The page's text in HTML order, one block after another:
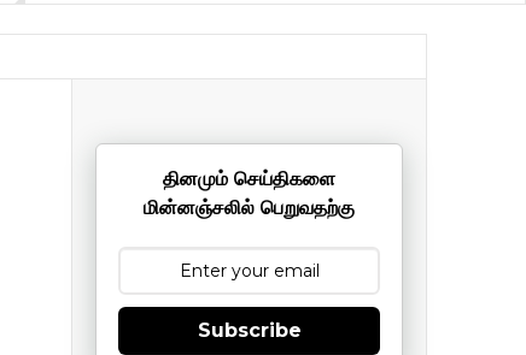
தினமும் செய்திகளை
மின்னஞ்சலில் பெறுவதற்கு
Subscribe